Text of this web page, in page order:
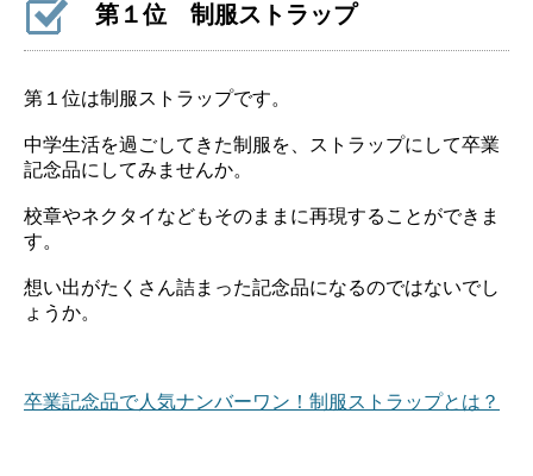
第１位 制服ストラップ
第１位は制服ストラップです。
中学生活を過ごしてきた制服を、ストラップにして卒業
記念品にしてみませんか。
校章やネクタイなどもそのままに再現することができま
す。
想い出がたくさん詰まった記念品になるのではないでし
ょうか。
卒業記念品で人気ナンバーワン！制服ストラップとは？